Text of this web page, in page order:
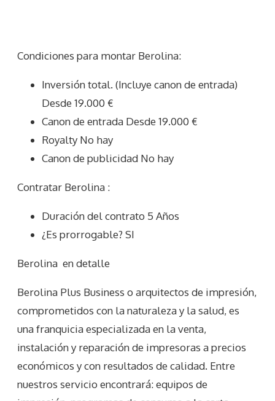
Condiciones para montar Berolina:
Inversión total. (Incluye canon de entrada)
Desde 19.000 €
Canon de entrada Desde 19.000 €
Royalty No hay
Canon de publicidad No hay
Contratar Berolina :
Duración del contrato 5 Años
¿Es prorrogable? SI
Berolina en detalle
Berolina Plus Business o arquitectos de impresión,
comprometidos con la naturaleza y la salud, es
una franquicia especializada en la venta,
instalación y reparación de impresoras a precios
económicos y con resultados de calidad. Entre
nuestros servicio encontrará: equipos de